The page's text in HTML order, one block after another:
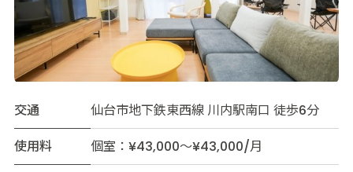
交通
仙台市地下鉄東西線 川内駅南口 徒歩6分
使用料
個室：¥43,000～¥43,000/月